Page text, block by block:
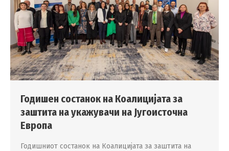
Годишен состанок на Коалицијата за
заштита на укажувачи на Југоисточна
Европа
Годишниот состанок на Коалицијата за заштита на